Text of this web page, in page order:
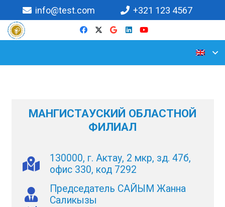
info@test.com +321 123 4567
МАНГИСТАУСКИЙ ОБЛАСТНОЙ
ФИЛИАЛ
130000, г. Актау, 2 мкр, зд. 47б,
офис 330, код 7292
Председатель САЙЫМ Жанна
Саликызы